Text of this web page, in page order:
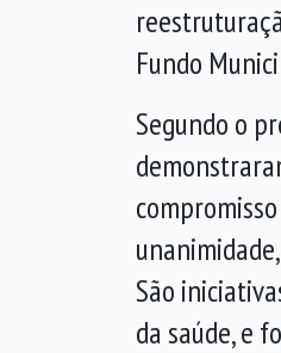
Fundo
Segundo o
São
da saúde, e